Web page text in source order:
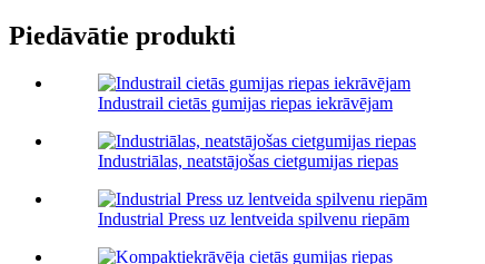
Piedāvātie produkti
Industrail cietās gumijas riepas iekrāvējam
Industriālas, neatstājošas cietgumijas riepas
Industrial Press uz lentveida spilvenu riepām